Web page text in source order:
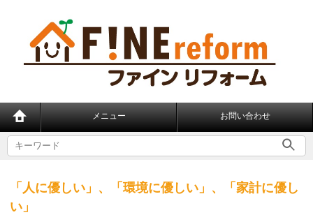
メニュー お問い合わせ
「人に優しい」、「環境に優しい」、「家計に優し
い」